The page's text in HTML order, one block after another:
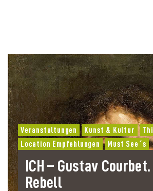
Veranstaltungen Kunst & Kultur
Location Empfehlungen
Must See´s
ICH – Gustav
Rebell